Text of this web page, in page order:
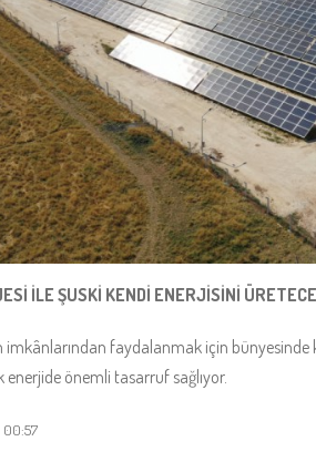
İLE ŞUSKİ KENDİ ENERJİSİNİ
faydalanmak için bünyesinde
enerjide önemli tasarruf sağlıyor.
00:57